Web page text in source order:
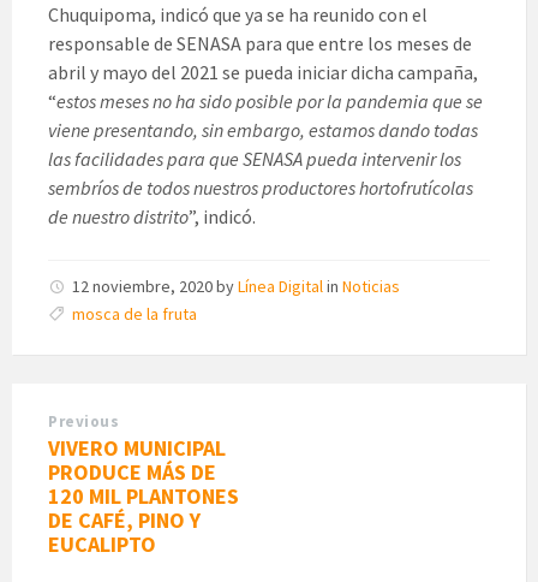
Chuquipoma, indicó que ya se ha reunido con el
responsable de SENASA para que entre los meses de
abril y mayo del 2021 se pueda iniciar dicha campaña,
“estos meses no ha sido posible por la pandemia que se
viene presentando, sin embargo, estamos dando todas
las facilidades para que SENASA pueda intervenir los
sembríos de todos nuestros productores hortofrutícolas
de nuestro distrito”, indicó.
12 noviembre, 2020byLínea Digital in Noticias
mosca de la fruta
Previous
VIVERO MUNICIPAL
PRODUCE MÁS DE
120 MIL PLANTONES
DE CAFÉ, PINO Y
EUCALIPTO